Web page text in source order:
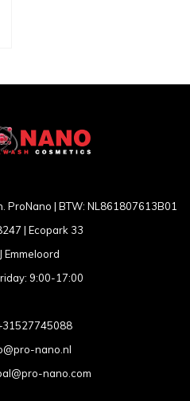
ProNano | BTW: NL861807613B01
| Ecopark 33
Emmeloord
9:00-17:00
nano.nl
nano.com